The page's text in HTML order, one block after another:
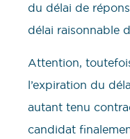
du délai de
délai raisonnable
Attention,
l’expiration du
autant tenu
candidat